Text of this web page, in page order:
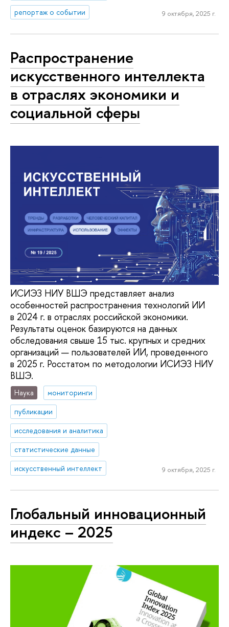
репортаж о событии
9 октября, 2025 г.
Распространение
искусственного интеллекта
в отраслях экономики и
социальной сферы
ИСИЭЗ НИУ ВШЭ представляет анализ
особенностей распространения технологий ИИ
в 2024 г. в отраслях российской экономики.
Результаты оценок базируются на данных
обследования свыше 15 тыс. крупных и средних
организаций — пользователей ИИ, проведенного
в 2025 г. Росстатом по методологии ИСИЭЗ НИУ
ВШЭ.
Наука
мониторинги
публикации
исследования и аналитика
статистические данные
искусственный интеллект
9 октября, 2025 г.
Глобальный инновационный
индекс – 2025